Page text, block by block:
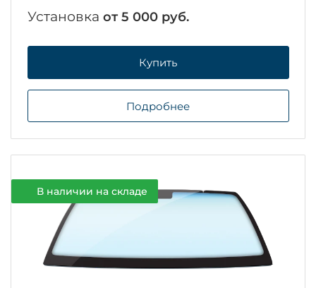
Установка от 5 000 руб.
Купить
Подробнее
В наличии на складе